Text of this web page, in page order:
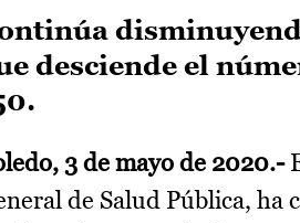
desciende el
3 de mayo de 2020.-
de Salud Pública, ha